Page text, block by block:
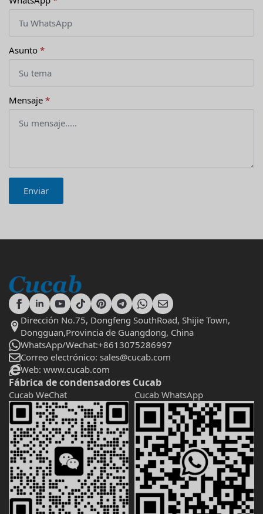
Asunto *
Mensaje *
Enviar
Dirección No.75, Dongfeng SouthRoad, Shijie Town,
Dongguan,Provincia de Guangdong, China
WhatsApp/Wechat:+8613075286997
Correo electrónico: sales@cucab.com
Web: www.cucab.com
Fábrica de condensadores Cucab
Cucab WeChat Cucab WhatsApp